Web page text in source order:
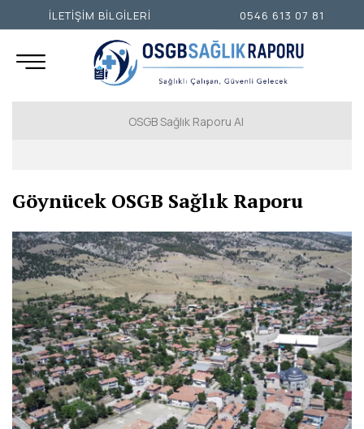
OSGB Sağlık Raporu Al
İSTANBUL ANADOLU YAKASI
ANKARA
İZMİR
ADANA
ADIYAMAN
AFYONKARAHİSAR
AĞRI
Göynücek OSGB Sağlık Raporu
İLETİŞİM BİLGİLERİ 0546 613 07 81